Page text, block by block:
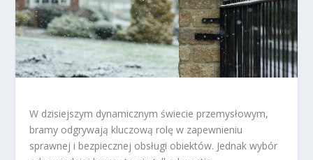
W dzisiejszym dynamicznym świecie przemysłowym,
bramy odgrywają kluczową rolę w zapewnieniu
sprawnej i bezpiecznej obsługi obiektów. Jednak wybór